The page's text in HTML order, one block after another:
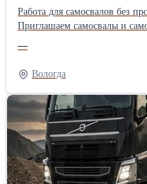
Работа для самосвалов без
Приглашаем самосвалы и
постоянные. Оплата
Работа 24/7, большие объемы
по расписанию.
—
Вологда